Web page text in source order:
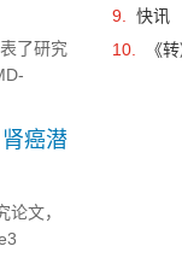
了研究
癌潜
文，
9.
快讯
10.
《